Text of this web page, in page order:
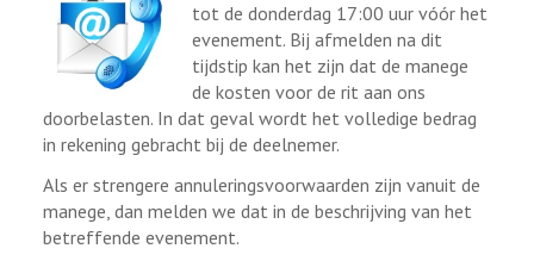
tot de donderdag 17:00 uur vóór het
evenement. Bij afmelden na dit
tijdstip kan het zijn dat de manege
de kosten voor de rit aan ons
doorbelasten. In dat geval wordt het volledige bedrag
in rekening gebracht bij de deelnemer.
Als er strengere annuleringsvoorwaarden zijn vanuit de
manege, dan melden we dat in de beschrijving van het
betreffende evenement.